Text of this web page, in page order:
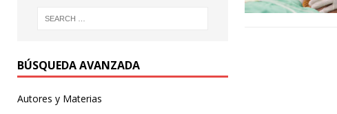
BÚSQUEDA AVANZADA
Autores y Materias